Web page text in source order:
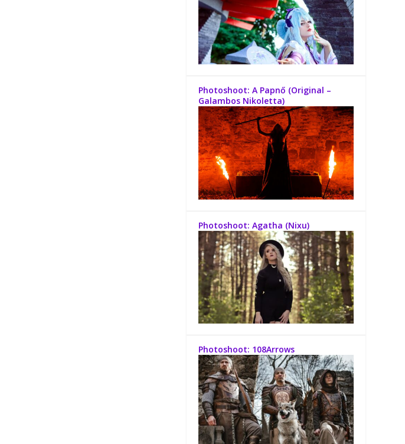
Photoshoot: A Papnő (Original –
Galambos Nikoletta)
Photoshoot: Agatha (Nixu)
Photoshoot: 108Arrows